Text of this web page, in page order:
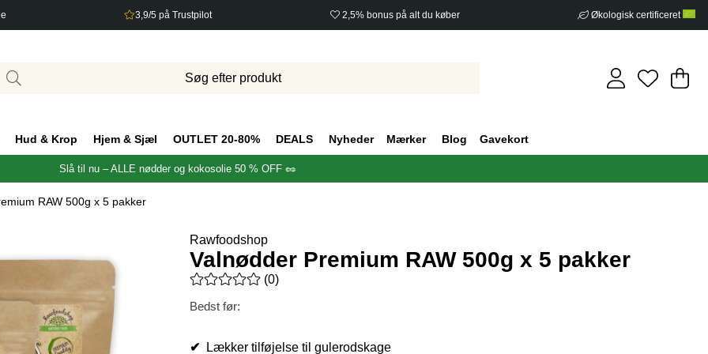
3,9/5 på Trustpilot 2,5% bonus på alt du køber Økologisk certificeret
.
Hud & Krop Hjem & Sjæl OUTLET 20-80% DEALS Nyheder Mærker Blog Gavekort
Slå til nu – ALLE nødder og kokosolie 50 % OFF 🥜
RAW 500g x 5 pakker
Rawfoodshop
Valnødder Premium RAW 500g x 5 pakker
Gennemsnitlig vurdering 0 ud af 5 Antal vurderinger 0
(0)
Bedst før:
✔
Lækker tilføjelse til gulerodskage